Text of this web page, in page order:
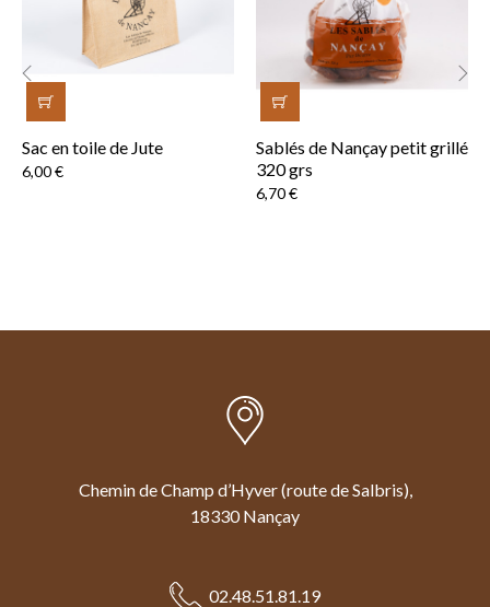
Sac en toile de Jute
Prix
6,00 €
Sablés de Nançay petit grillé
320 grs
Prix
6,70 €
‹
Chemin de Champ d’Hyver (route de Salbris),
18330 Nançay
02.48.51.81.19